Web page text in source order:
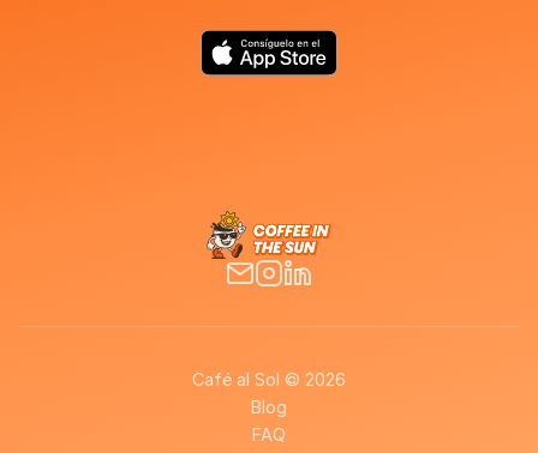
Café al Sol © 2026
Blog
FAQ